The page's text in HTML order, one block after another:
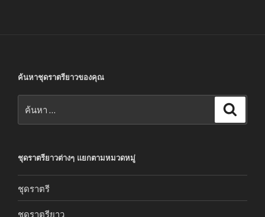
ค้นหาชุดราตรียาวของคุณ
ชุดราตรียาวต่างๆ แยกตามหมวดหมู่
ชุดราตรี
ชุดราตรียาว